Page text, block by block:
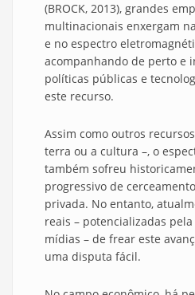
(BROCK, 2013), grandes
multinacionais enxergam
e no espectro
acompanhando de perto e
políticas públicas e
este recurso.
Assim como outros
terra ou a cultura –, o
também sofreu
progressivo de
privada. No entanto,
reais – potencializadas
mídias – de frear este
uma disputa fácil.